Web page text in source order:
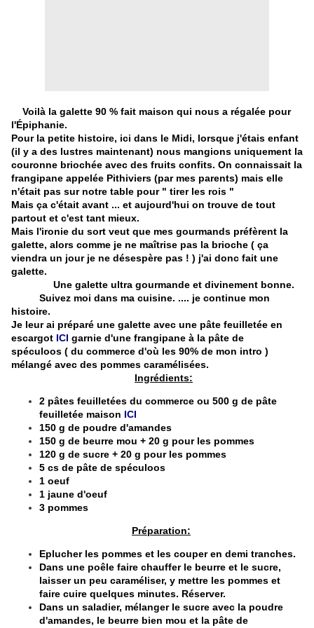
Voilà la galette 90 % fait maison qui nous a régalée pour
l'Épiphanie.
Pour la petite histoire, ici dans le Midi, lorsque j'étais enfant
(il y a des lustres maintenant) nous mangions uniquement la
couronne briochée avec des fruits confits. On connaissait la
frangipane appelée Pithiviers (par mes parents) mais elle
n'était pas sur notre table pour " tirer les rois "
Mais ça c'était avant ... et aujourd'hui on trouve de tout
partout et c'est tant mieux.
Mais l'ironie du sort veut que mes gourmands préfèrent la
galette, alors comme je ne maîtrise pas la brioche ( ça
viendra un jour je ne désespère pas ! ) j'ai donc fait une
galette.
Une galette ultra gourmande et divinement bonne.
Suivez moi dans ma cuisine. .... je continue mon
histoire.
Je leur ai préparé une galette avec une pâte feuilletée en
escargot ICI garnie d'une frangipane à la pâte de
spéculoos ( du commerce d'où les 90% de mon intro )
mélangé avec des pommes caramélisées.
Ingrédients:
2 pâtes feuilletées du commerce ou 500 g de pâte
feuilletée maison ICI
150 g de poudre d'amandes
150 g de beurre mou + 20 g pour les pommes
120 g de sucre + 20 g pour les pommes
5 cs de pâte de spéculoos
1 oeuf
1 jaune d'oeuf
3 pommes
Préparation:
Eplucher les pommes et les couper en demi tranches.
Dans une poêle faire chauffer le beurre et le sucre,
laisser un peu caraméliser, y mettre les pommes et
faire cuire quelques minutes. Réserver.
Dans un saladier, mélanger le sucre avec la poudre
d'amandes, le beurre bien mou et la pâte de